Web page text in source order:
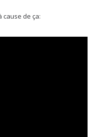
cause de ça: